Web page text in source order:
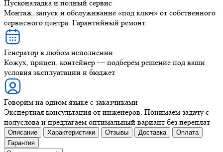
Пусконаладка и полный сервис
Монтаж, запуск и обслуживание «под ключ» от собственного
сервисного центра. Гарантийный ремонт
Генератор в любом исполнении
Кожух, прицеп, контейнер — подберём решение под ваши
условия эксплуатации и бюджет
Говорим на одном языке с заказчиками
Экспертная консультация от инженеров. Понимаем задачу с
полуслова и предлагаем оптимальный вариант без переплат
Описание Характеристики Отзывы Доставка
Оплата
Гарантия